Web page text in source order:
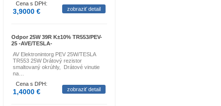
Cena s DPH:
3,9000 € zobraziť detail
Odpor 25W 39R K±10% TR553/PEV-
25 -AVE/TESLA-
AV Elektronintorg PEV 25W/TESLA
TR553 25W Drátový rezistor
smaltovaný okrúhly, Drátové vinutie
na…
Cena s DPH:
1,4000 € zobraziť detail